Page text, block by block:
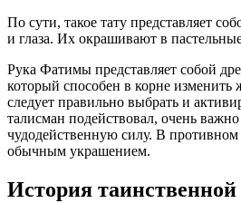
По сути, такое тату представляет
и глаза. Их окрашивают в
Рука Фатимы представляет собой
который способен в корне изменить
следует правильно выбрать и
талисман подействовал, очень важно
чудодейственную силу. В противном
обычным украшением.
История